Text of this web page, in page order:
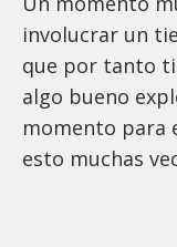
involucrar un
que por tanto
algo bueno
momento para
esto muchas